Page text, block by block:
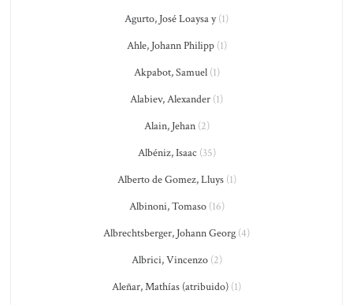
Agurto, José Loaysa y(1)
Ahle, Johann Philipp(1)
Akpabot, Samuel(1)
Alabiev, Alexander (1)
Alain, Jehan(2)
Albéniz, Isaac (35)
Alberto de Gomez, Lluys(1)
Albinoni, Tomaso(16)
Albrechtsberger, Johann Georg (4)
Albrici, Vincenzo(2)
Aleñar, Mathías (atribuido) (1)